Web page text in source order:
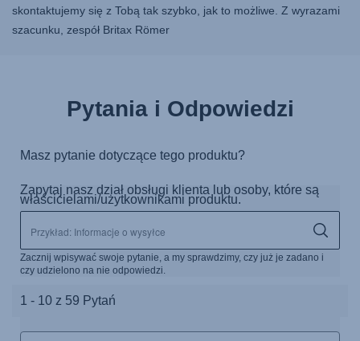
skontaktujemy się z Tobą tak szybko, jak to możliwe. Z wyrazami
szacunku, zespół Britax Römer
Pytania i Odpowiedzi